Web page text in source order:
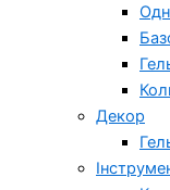
Декор